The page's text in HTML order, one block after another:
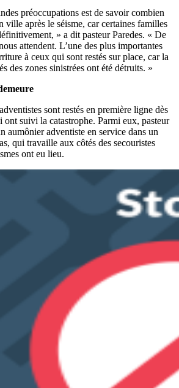
préoccupations est de savoir combien
ville après le séisme, car certaines familles
» a dit pasteur Paredes. « De
attendent. L’une des plus importantes
à ceux qui sont restés sur place, car la
des zones sinistrées ont été détruits. »
sont restés en première ligne dès
ont suivi la catastrophe. Parmi eux, pasteur
aumônier adventiste en service dans un
qui travaille aux côtés des secouristes
ont eu lieu.